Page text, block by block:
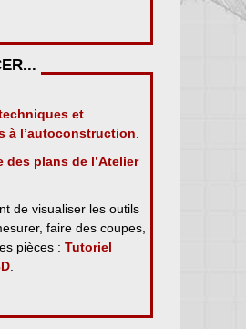
et
à l’autoconstruction.
des plans de l’Atelier
de visualiser les outils
faire des coupes,
pièces :Tutoriel
.